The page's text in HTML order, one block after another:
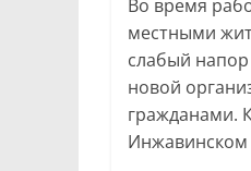
Во время
местными
слабый
новой
гражданами.